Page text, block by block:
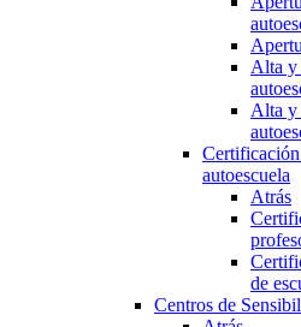
Alta y
Alta y
Certificación
autoescuela
Atrás
de
Centros de